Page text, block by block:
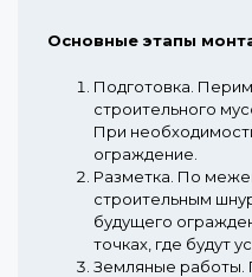
Основные этапы
Подготовка.
строительного
При
ограждение.
Разметка. По
строительным
будущего
точках, где будут
Земляные работы.